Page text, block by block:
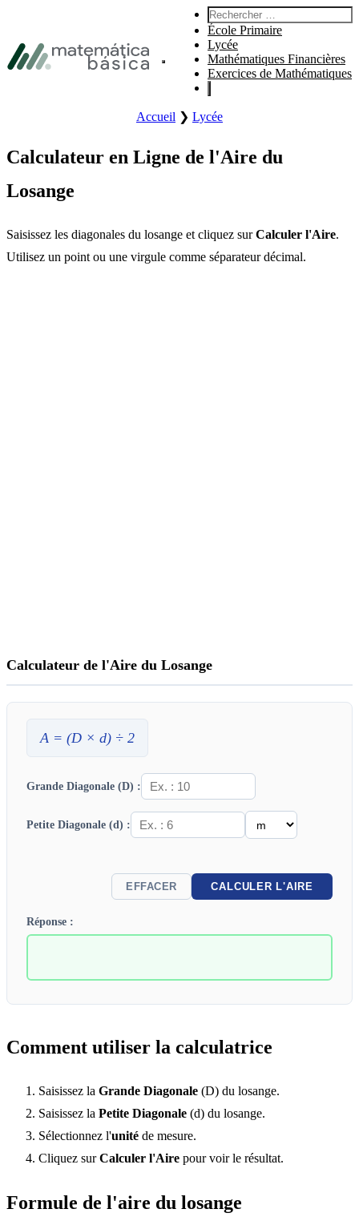
Aller au pied de page
Ouvrir le menu principal du site.
Rechercher :
École Primaire
Lycée
Mathématiques Financières
Exercices de Mathématiques
Accueil ❯ Lycée
Calculateur en Ligne de l'Aire du
Losange
Saisissez les diagonales du losange et cliquez surCalculer l'Aire.
Utilisez un point ou une virgule comme séparateur décimal.
Calculateur de l'Aire du Losange
A = (D × d) ÷ 2
Grande Diagonale (D) :
Petite Diagonale (d) :
EFFACER CALCULER L'AIRE
Réponse :
Comment utiliser la calculatrice
Saisissez la Grande Diagonale (D) du losange.
Saisissez la Petite Diagonale (d) du losange.
Sélectionnez l'unité de mesure.
Cliquez surCalculer l'Aire pour voir le résultat.
Formule de l'aire du losange